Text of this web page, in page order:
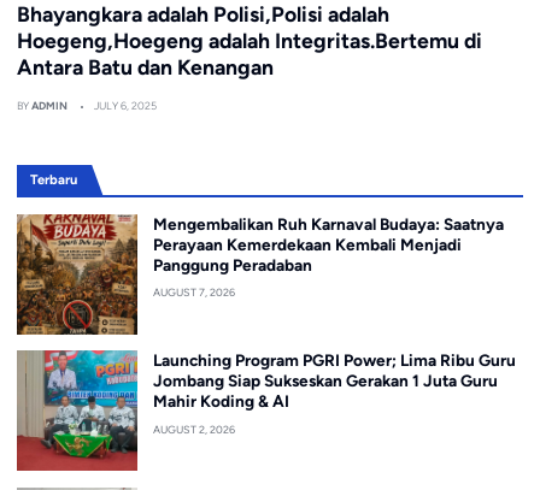
Bhayangkara adalah Polisi,Polisi adalah
Hoegeng,Hoegeng adalah Integritas.Bertemu di
Antara Batu dan Kenangan
BYADMIN JULY 6, 2025
Terbaru
Mengembalikan Ruh Karnaval Budaya: Saatnya
Perayaan Kemerdekaan Kembali Menjadi
Panggung Peradaban
AUGUST 7, 2026
Launching Program PGRI Power; Lima Ribu Guru
Jombang Siap Sukseskan Gerakan 1 Juta Guru
Mahir Koding & AI
AUGUST 2, 2026